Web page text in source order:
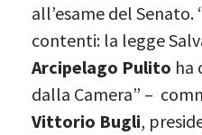
all’esame del
contenti: la legge
Arcipelago Pulito ha
dalla Camera” –
Vittorio Bugli,